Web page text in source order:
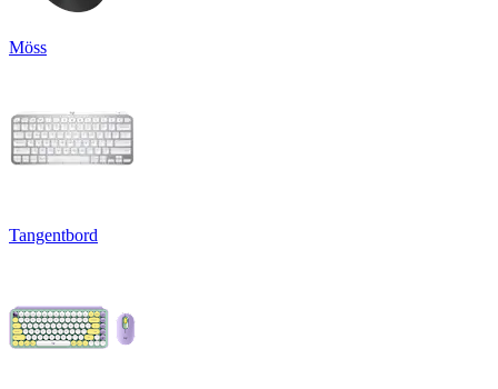
Möss
Tangentbord